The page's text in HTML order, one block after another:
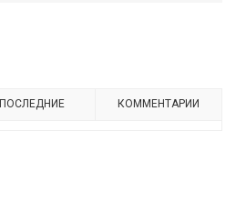
ПОСЛЕДНИЕ КОММЕНТАРИИ